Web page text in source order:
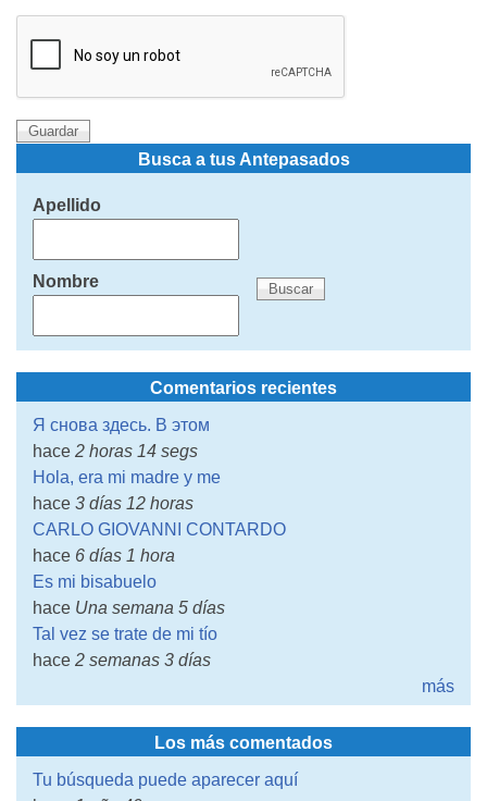
Busca a tus Antepasados
Apellido
Nombre
Comentarios recientes
Я снова здесь. В этом
hace 2 horas 14 segs
Hola, era mi madre y me
hace 3 días 12 horas
CARLO GIOVANNI CONTARDO
hace 6 días 1 hora
Es mi bisabuelo
hace Una semana 5 días
Tal vez se trate de mi tío
hace 2 semanas 3 días
más
Los más comentados
Tu búsqueda puede aparecer aquí